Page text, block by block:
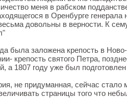
меня в рабском
в Оренбурге генерала
довольны в верности. К
была заложена крепость в
крепость святого Петра,
а 1807 году уже был подготовлен
не придуманная, сейчас стало
страницы того что